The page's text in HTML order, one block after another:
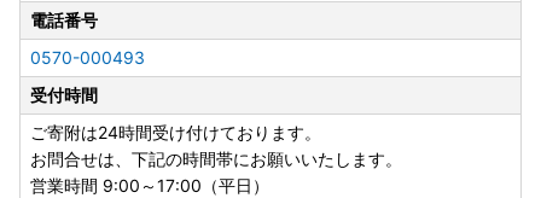
・フルーツ・野菜等の返礼品について
天災・天候等の諸事情の影響による収穫量の激減、著しい品
質問題などが生じた場合には発送順延、発送不可となる場合
がございます。
発送不可となった場合には別の返礼品を代品としてお送りす
るなどの対応をさせていただきます。
電話番号
0570-000493
受付時間
ご寄附は24時間受け付けております。
お問合せは、下記の時間帯にお願いいたします。
営業時間 9:00～17:00（平日）